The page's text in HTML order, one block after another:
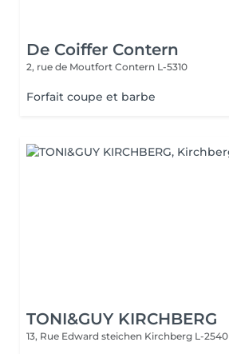
De Coiffer Contern
2, rue de Moutfort Contern L-5310
Forfait coupe et barbe
TONI&GUY KIRCHBERG
13, Rue Edward steichen Kirchberg L-2540